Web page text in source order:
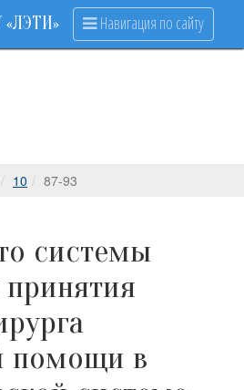
«ЛЭТИ» Навигация по сайту
10 87-93
системы
помощи в